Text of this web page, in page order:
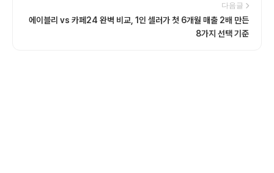
다음글
에이블리 vs 카페24 완벽 비교, 1인 셀러가 첫 6개월 매출 2배 만든
8가지 선택 기준